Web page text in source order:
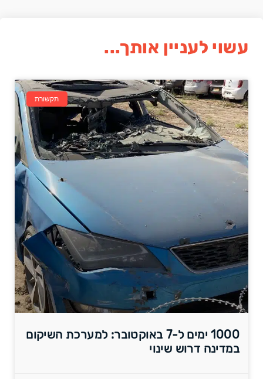
עשוי לעניין אותך...
תקשורת
1000 ימים ל-7 באוקטובר: למערכת השיקום
במדינה דרוש שינוי